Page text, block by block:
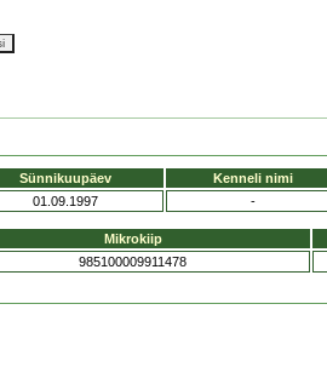
Sünnikuupäev Kenneli nimi
01.09.1997 -
Mikrokiip
985100009911478